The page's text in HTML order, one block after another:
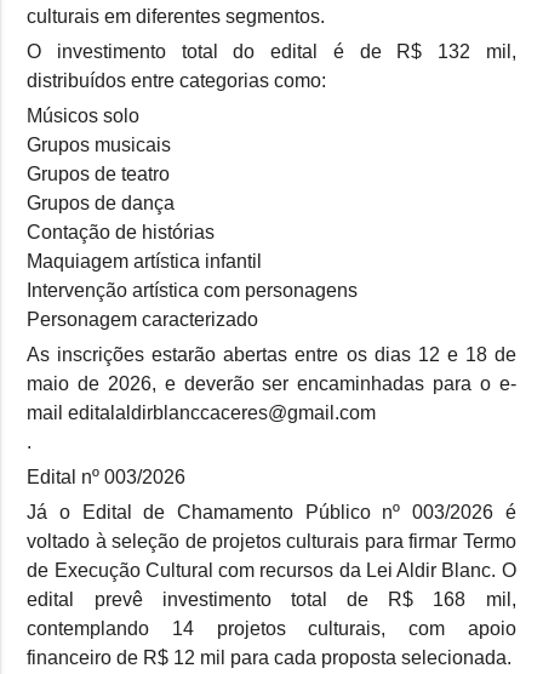
culturais em diferentes segmentos.
O investimento total do edital é de R$ 132 mil,
distribuídos entre categorias como:
Músicos solo
Grupos musicais
Grupos de teatro
Grupos de dança
Contação de histórias
Maquiagem artística infantil
Intervenção artística com personagens
Personagem caracterizado
As inscrições estarão abertas entre os dias 12 e 18 de
maio de 2026, e deverão ser encaminhadas para o e-
mail editalaldirblanccaceres@gmail.com
.
Edital nº 003/2026
Já o Edital de Chamamento Público nº 003/2026 é
voltado à seleção de projetos culturais para firmar Termo
de Execução Cultural com recursos da Lei Aldir Blanc. O
edital prevê investimento total de R$ 168 mil,
contemplando 14 projetos culturais, com apoio
financeiro de R$ 12 mil para cada proposta selecionada.